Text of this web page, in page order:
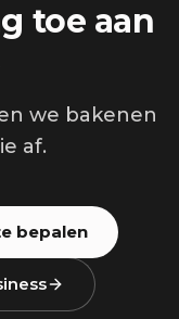
toe aan
we bakenen
af.
bepalen